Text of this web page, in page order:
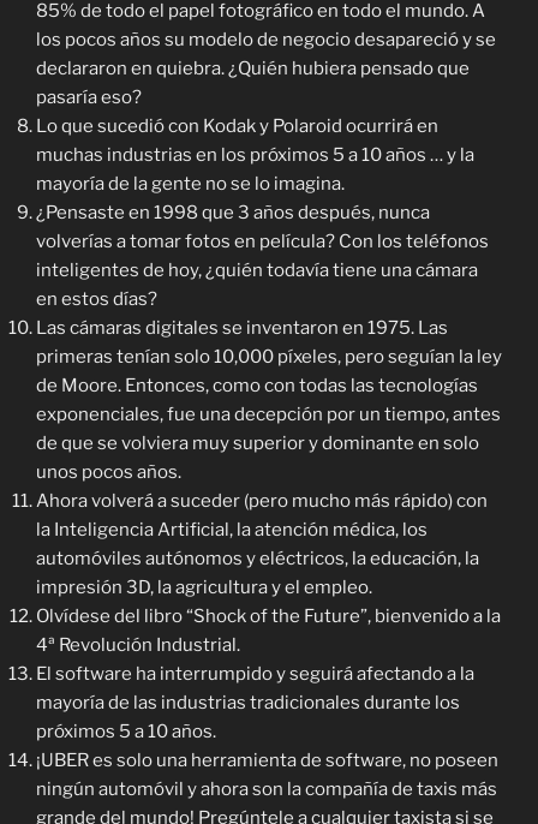
85% de todo el papel fotográfico en todo el mundo. A
los pocos años su modelo de negocio desapareció y se
declararon en quiebra. ¿Quién hubiera pensado que
pasaría eso?
Lo que sucedió con Kodak y Polaroid ocurrirá en
muchas industrias en los próximos 5 a 10 años … y la
mayoría de la gente no se lo imagina.
¿Pensaste en 1998 que 3 años después, nunca
volverías a tomar fotos en película? Con los teléfonos
inteligentes de hoy, ¿quién todavía tiene una cámara
en estos días?
Las cámaras digitales se inventaron en 1975. Las
primeras tenían solo 10,000 píxeles, pero seguían la ley
de Moore. Entonces, como con todas las tecnologías
exponenciales, fue una decepción por un tiempo, antes
de que se volviera muy superior y dominante en solo
unos pocos años.
Ahora volverá a suceder (pero mucho más rápido) con
la Inteligencia Artificial, la atención médica, los
automóviles autónomos y eléctricos, la educación, la
impresión 3D, la agricultura y el empleo.
Olvídese del libro “Shock of the Future”, bienvenido a la
4ª Revolución Industrial.
El software ha interrumpido y seguirá afectando a la
mayoría de las industrias tradicionales durante los
próximos 5 a 10 años.
¡UBER es solo una herramienta de software, no poseen
ningún automóvil y ahora son la compañía de taxis más
grande del mundo! Pregúntele a cualquier taxista si se